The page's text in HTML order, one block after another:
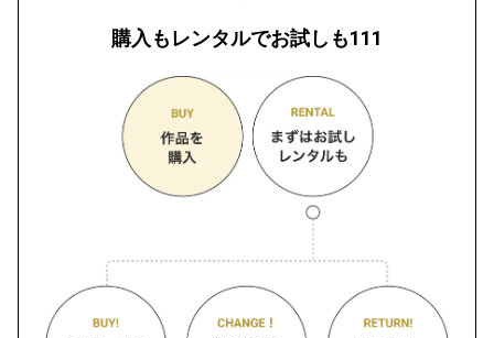
購入もレンタルでお試しも111